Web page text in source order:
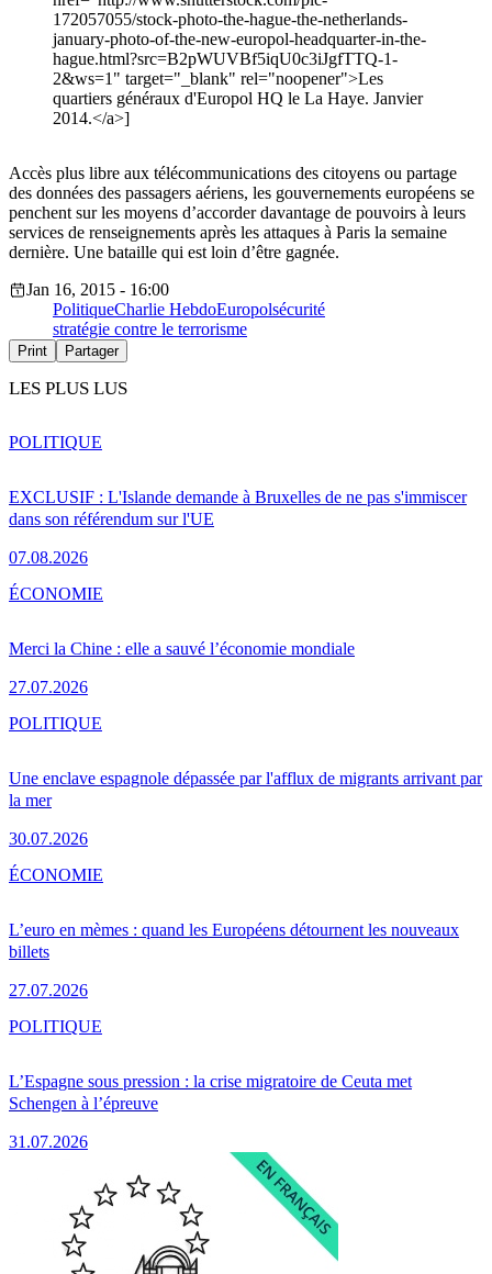
172057055/stock-photo-the-hague-the-netherlands-
january-photo-of-the-new-europol-headquarter-in-the-
hague.html?src=B2pWUVBf5iqU0c3iJgfTTQ-1-
2&ws=1" target="_blank" rel="noopener">Les
quartiers généraux d'Europol HQ le La Haye. Janvier
2014.</a>]
Accès plus libre aux télécommunications des citoyens ou partage
des données des passagers aériens, les gouvernements européens se
penchent sur les moyens d’accorder davantage de pouvoirs à leurs
services de renseignements après les attaques à Paris la semaine
dernière. Une bataille qui est loin d’être gagnée.
Jan 16, 2015 - 16:00
PolitiqueCharlie HebdoEuropolsécurité
stratégie contre le terrorisme
Print Partager
LES PLUS LUS
EXCLUSIF : L'Islande demande à Bruxelles de ne pas s'immiscer
dans son référendum sur l'UE
07.08.2026
POLITIQUE
Merci la Chine : elle a sauvé l’économie mondiale
27.07.2026
ÉCONOMIE
Une enclave espagnole dépassée par l'afflux de migrants arrivant par
la mer
30.07.2026
POLITIQUE
L’euro en mèmes : quand les Européens détournent les nouveaux
billets
27.07.2026
ÉCONOMIE
L’Espagne sous pression : la crise migratoire de Ceuta met
Schengen à l’épreuve
31.07.2026
POLITIQUE